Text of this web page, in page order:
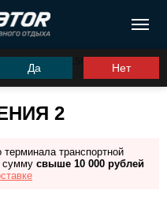
Да Нет
ПЛМ
G15FHS (G9.9FHS)
2
транспортной
сумму свыше 10 000 рублей